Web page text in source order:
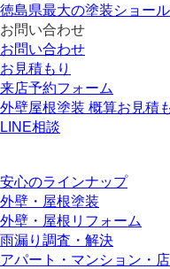
徳島県最大の塗装ショー
お問い合わせ
お問い合わせ
お見積もり
来店予約フォーム
外壁屋根塗装 概算お見積
LINE相談
安心のラインナップ
外壁・屋根塗装
外壁・屋根リフォーム
雨漏り調査・解決
アパート・マンション・